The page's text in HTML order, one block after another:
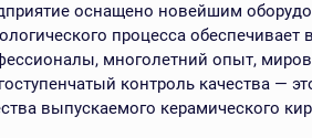
оснащено новейшим
процесса
многолетний опыт,
контроль качества —
выпускаемого керамического